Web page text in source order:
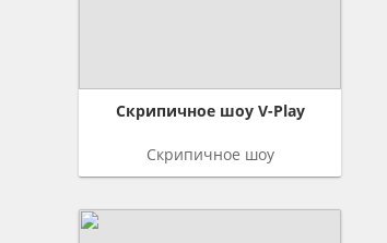
Скрипичное шоу V-Play
Скрипичное шоу